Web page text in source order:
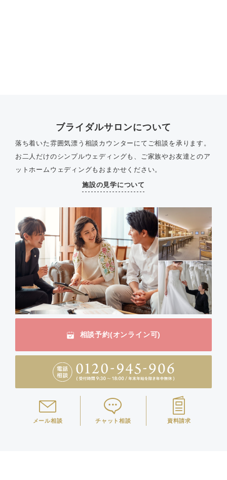
ブライダルサロンについて
落ち着いた雰囲気漂う相談カウンターにてご相談を承ります。
お二人だけのシンプルウェディングも、ご家族やお友達とのア
ットホームウェディングもおまかせください。
施設の見学について
相談予約(オンライン可)
メール相談 チャット相談 資料請求